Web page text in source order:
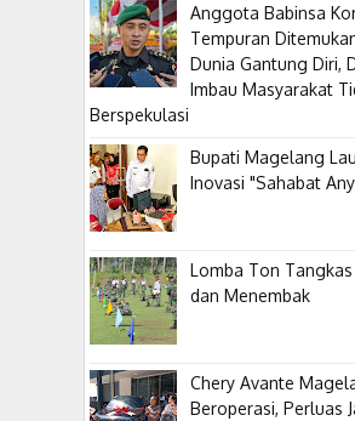
Anggota Babinsa
Tempuran
Dunia Gantung Diri,
Imbau Masyarakat
Berspekulasi
Bupati Magelang
Inovasi "Sahabat
Lomba Ton
dan Menembak
​Chery Avante
Beroperasi, Perluas